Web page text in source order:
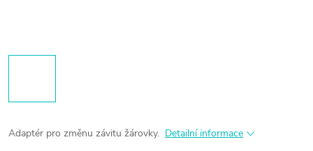
Adaptér pro změnu závitu žárovky. Detailní informace